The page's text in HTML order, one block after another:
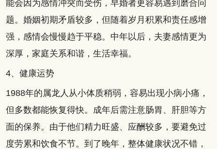
能会因为感情冲突而受伤，早婚者更容易遇到磨合问
题。婚姻初期矛盾较多，但随着岁月积累和责任感增
强，感情会慢慢趋于平稳。中年以后，夫妻感情更为
深厚，家庭关系和谐，生活幸福。
4、健康运势
1988年的属龙人从小体质稍弱，容易出现小病小痛，
但多数都能恢复得快。成年后需注意肠胃、肝胆等方
面的保养。由于他们精力旺盛、应酬较多，要避免过
度劳累和饮食不节。到了晚年，整体健康状况不错，